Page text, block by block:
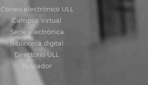
Correo electrónico ULL
Campus Virtual
Sede electrónica
Biblioteca digital
Directorio ULL
Buscador